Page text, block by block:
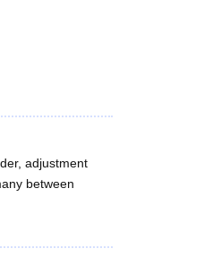
adjustment
between